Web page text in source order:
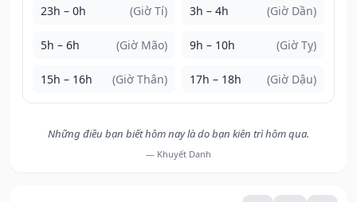
23h – 0h (Giờ Tí) 3h – 4h (Giờ Dần)
5h – 6h (Giờ Mão) 9h – 10h (Giờ Tỵ)
15h – 16h (Giờ Thân) 17h – 18h (Giờ Dậu)
Những điều bạn biết hôm nay là do bạn kiên trì hôm qua.
— Khuyết Danh